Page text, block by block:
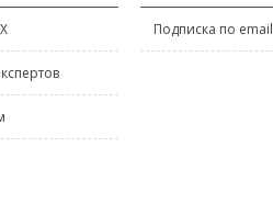
Подписка по email